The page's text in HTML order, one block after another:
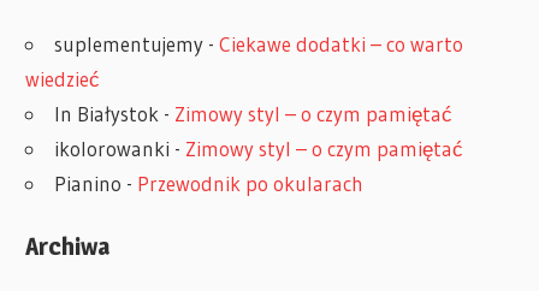
suplementujemy -Ciekawe dodatki – co warto
wiedzieć
In Białystok - Zimowy styl – o czym pamiętać
ikolorowanki - Zimowy styl – o czym pamiętać
Pianino - Przewodnik po okularach
Archiwa